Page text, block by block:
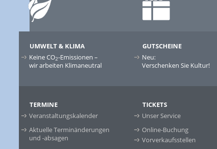
UMWELT & KLIMA
Keine CO2-Emissionen –
wir arbeiten Klimaneutral
GUTSCHEINE
Neu:
Verschenken Sie Kultur!
TERMINE
Veranstaltungskalender
Aktuelle Terminänderungen
und -absagen
TICKETS
Unser Service
Online-Buchung
Vorverkaufsstellen